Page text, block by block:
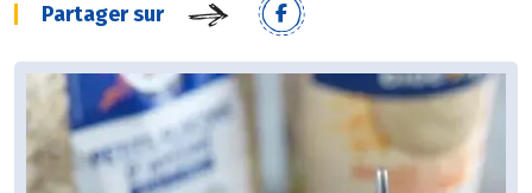
Partager sur